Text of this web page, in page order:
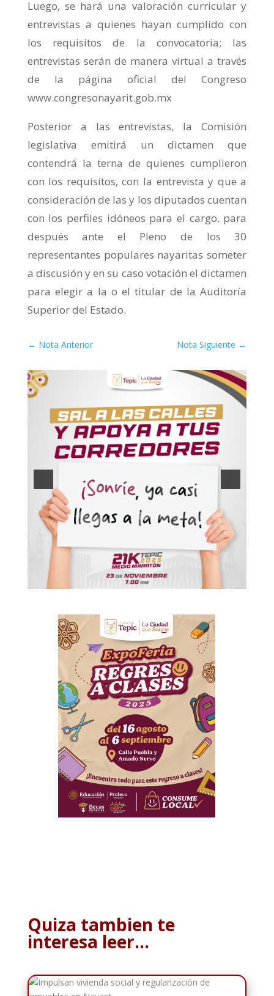
Luego, se hará una valoración curricular y
entrevistas a quienes hayan cumplido con
los requisitos de la convocatoria; las
entrevistas serán de manera virtual a través
de la página oficial del Congreso
www.congresonayarit.gob.mx
Posterior a las entrevistas, la Comisión
legislativa emitirá un dictamen que
contendrá la terna de quienes cumplieron
con los requisitos, con la entrevista y que a
consideración de las y los diputados cuentan
con los perfiles idóneos para el cargo, para
después ante el Pleno de los 30
representantes populares nayaritas someter
a discusión y en su caso votación el dictamen
para elegir a la o el titular de la Auditoría
Superior del Estado.
← Nota Anterior Nota Siguiente →
Quiza tambien te
interesa leer…